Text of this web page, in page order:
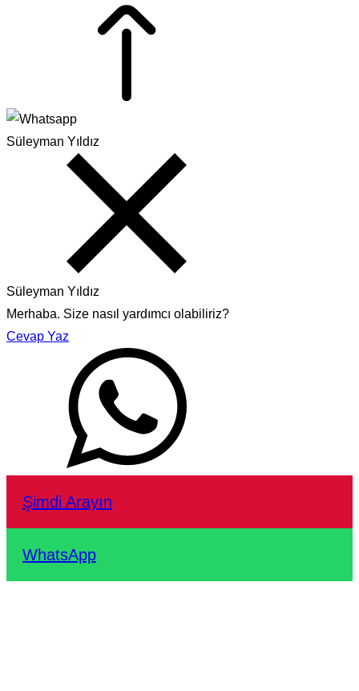
Süleyman Yıldız
Süleyman Yıldız
Merhaba. Size nasıl yardımcı olabiliriz?
Cevap Yaz
Şimdi Arayın
WhatsApp